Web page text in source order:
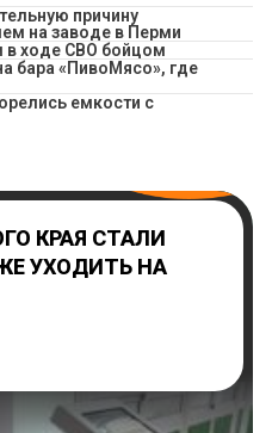
причину
на заводе в Перми
в ходе СВО бойцом
бара «ПивоМясо», где
емкости с
КРАЯ СТАЛИ
УХОДИТЬ НА